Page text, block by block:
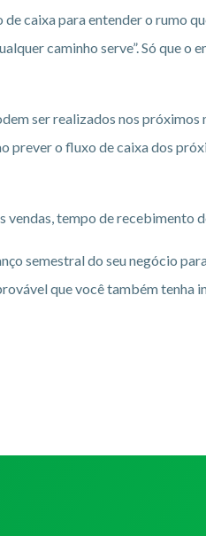
caixa para entender o rumo
caminho serve”. Só que
ser realizados nos próximos
o fluxo de caixa dos
tempo de recebimento
semestral do seu negócio
que você também tenha